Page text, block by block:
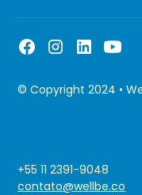
© Copyright 2024 •
+55 11 2391-9048
contato@wellbe.co